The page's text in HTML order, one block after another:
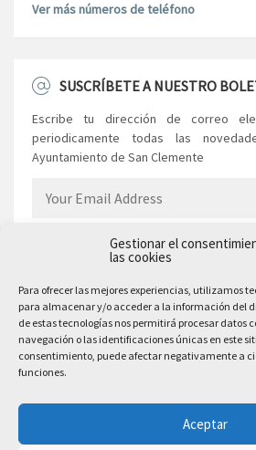
Gestionar el
las cookies
Para ofrecer las mejores experiencias, utilizamos
para almacenar y/o acceder a la información del
de estas tecnologías nos permitirá procesar datos
navegación o las identificaciones únicas en este
consentimiento, puede afectar negativamente a
funciones.
Aceptar
Ver más números de teléfono
SUSCRÍBETE A NUESTRO
Escribe tu dirección de correo
periodicamente todas las
Ayuntamiento de San Clemente
EL AYUNTAMIENTO
Plaza Mayor, 10
San Clemente, 16600, Cuenca
Teléfono: 969 300 003
Email Comunicación y Publicidad:
comunicacion@sanclemente.es